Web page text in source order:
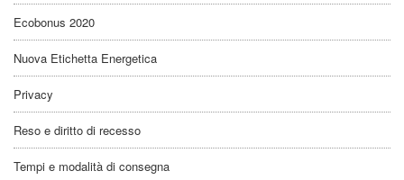
Ecobonus 2020
Nuova Etichetta Energetica
Privacy
Reso e diritto di recesso
Tempi e modalità di consegna